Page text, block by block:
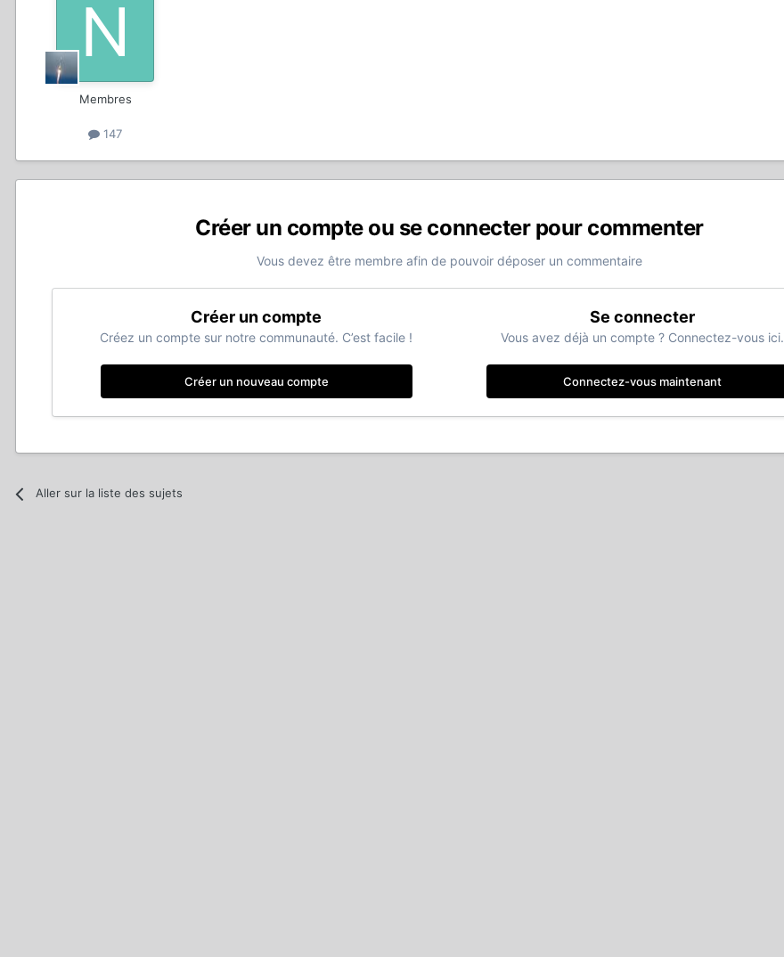
Membres
147
Créer un compte ou se connecter pour commenter
Vous devez être membre afin de pouvoir déposer un commentaire
Créer un compte
Créez un compte sur notre communauté. C’est facile !
Créer un nouveau compte
Se connecter
Vous avez déjà un compte ? Connectez-vous ici.
Connectez-vous maintenant
Aller sur la liste des sujets